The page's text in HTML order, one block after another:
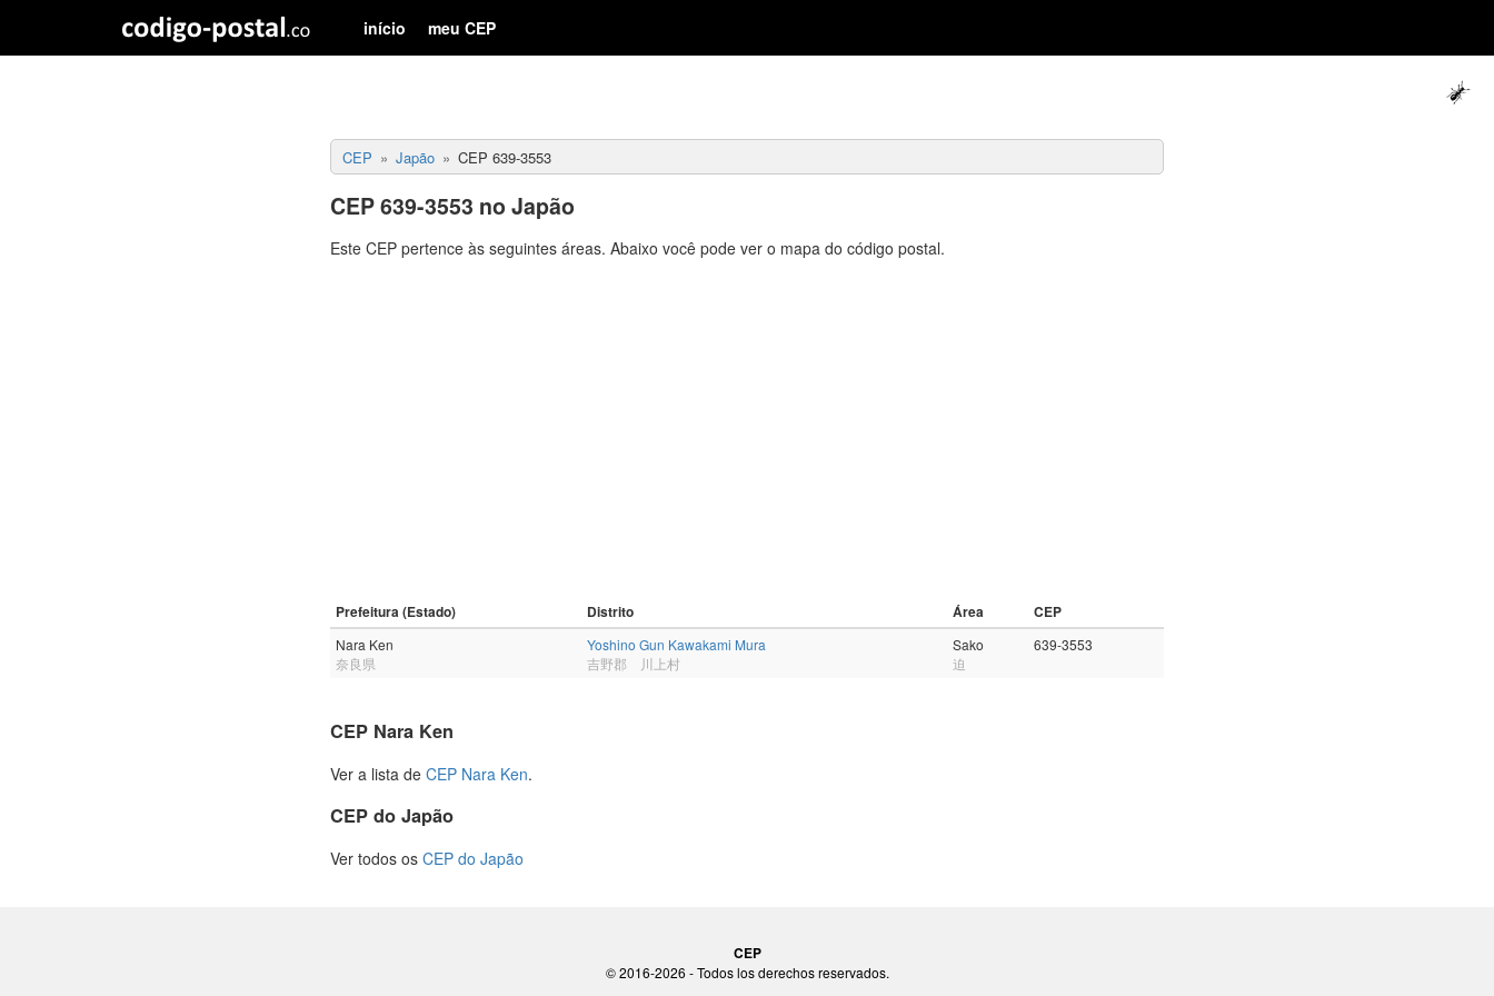
início meu CEP
CEP Japão CEP 639-3553
CEP 639-3553 no Japão
Este CEP pertence às seguintes áreas. Abaixo você pode ver o mapa do código postal.
Prefeitura (Estado) Distrito Área CEP
Nara Ken
奈良県
Yoshino Gun Kawakami Mura
吉野郡 川上村
Sako
迫
639-3553
CEP Nara Ken
Ver a lista de CEP Nara Ken.
CEP do Japão
Ver todos os CEP do Japão
CEP
© 2016-2026 - Todos los derechos reservados.